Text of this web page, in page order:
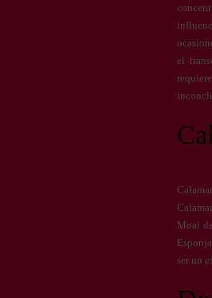
el
Moai
ser un